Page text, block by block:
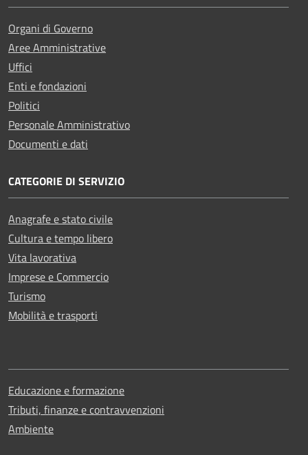
Organi di Governo
Aree Amministrative
Uffici
Enti e fondazioni
Politici
Personale Amministrativo
Documenti e dati
CATEGORIE DI SERVIZIO
Anagrafe e stato civile
Cultura e tempo libero
Vita lavorativa
Imprese e Commercio
Turismo
Mobilità e trasporti
Educazione e formazione
Tributi, finanze e contravvenzioni
Ambiente